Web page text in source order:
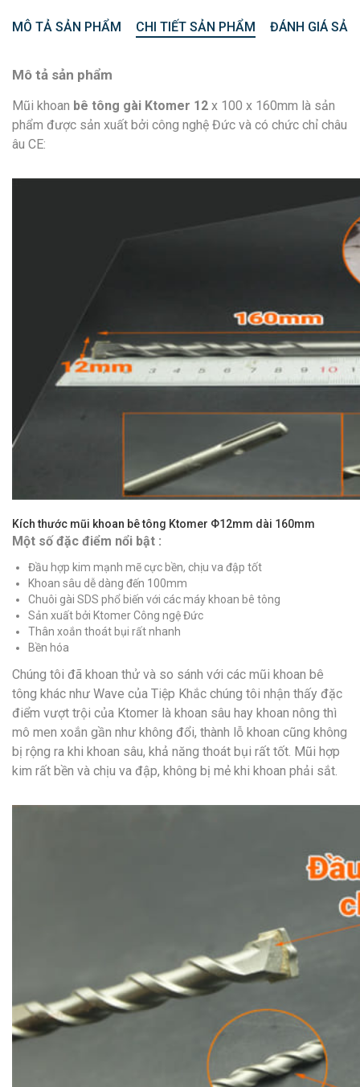
MÔ TẢ SẢN PHẨM CHI TIẾT SẢN PHẨM ĐÁNH GIÁ
Mô tả sản phẩm
Mũi khoan bê tông gài Ktomer 12 x 100 x 160mm là sản
phẩm được sản xuất bởi công nghệ Đức và có chức chỉ châu
âu CE:
Kích thước mũi khoan bê tông Ktomer Φ12mm dài 160mm
Một số đặc điểm nổi bật :
Đầu hợp kim mạnh mẽ cực bền, chịu va đập tốt
Khoan sâu dễ dàng đến 100mm
Chuôi gài SDS phổ biến với các máy khoan bê tông
Sản xuất bởi Ktomer Công ngệ Đức
Thân xoắn thoát bụi rất nhanh
Bền hóa
Chúng tôi đã khoan thử và so sánh với các mũi khoan bê
tông khác như Wave của Tiệp Khắc chúng tôi nhận thấy đặc
điểm vượt trội của Ktomer là khoan sâu hay khoan nông thì
mô men xoắn gần như không đổi, thành lỗ khoan cũng không
bị rộng ra khi khoan sâu, khả năng thoát bụi rất tốt. Mũi hợp
kim rất bền và chịu va đập, không bị mẻ khi khoan phải sắt.